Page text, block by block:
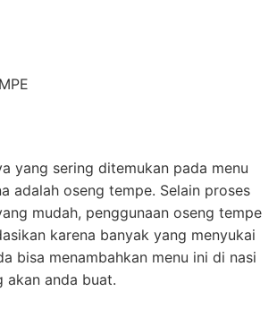
yang sering ditemukan pada menu
adalah oseng tempe. Selain proses
mudah, penggunaan oseng tempe
karena banyak yang menyukai
bisa menambahkan menu ini di nasi
akan anda buat.